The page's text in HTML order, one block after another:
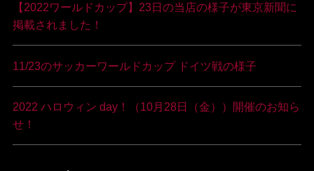
【2022ワールドカップ】23日の当店の様子が東京新聞に
掲載されました！
11/23のサッカーワールドカップ ドイツ戦の様子
2022 ハロウィン day！（10月28日（金））開催のお知ら
せ！